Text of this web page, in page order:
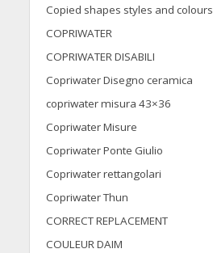
Copied shapes styles and colours
COPRIWATER
COPRIWATER DISABILI
Copriwater Disegno ceramica
copriwater misura 43×36
Copriwater Misure
Copriwater Ponte Giulio
Copriwater rettangolari
Copriwater Thun
CORRECT REPLACEMENT
COULEUR DAIM